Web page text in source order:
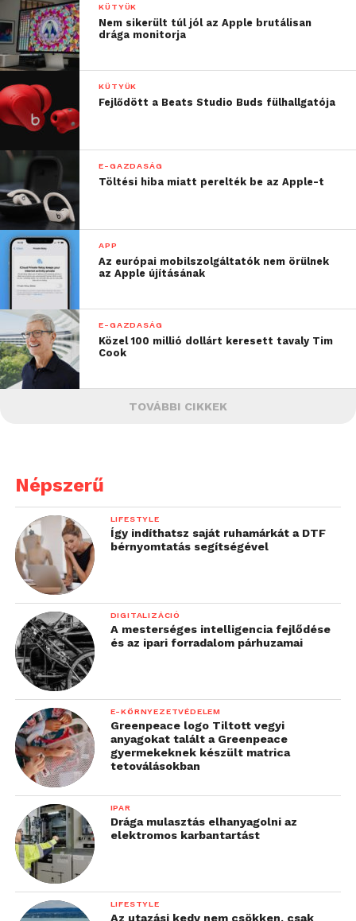
KÜTYÜK
Nem sikerült túl jól az Apple brutálisan
drága monitorja
KÜTYÜK
Fejlődött a Beats Studio Buds fülhallgatója
E-GAZDASÁG
Töltési hiba miatt perelték be az Apple-t
APP
Az európai mobilszolgáltatók nem örülnek
az Apple újításának
E-GAZDASÁG
Közel 100 millió dollárt keresett tavaly Tim
Cook
TOVÁBBI CIKKEK
Népszerű
LIFESTYLE
Így indíthatsz saját ruhamárkát a DTF
bérnyomtatás segítségével
DIGITALIZÁCIÓ
A mesterséges intelligencia fejlődése
és az ipari forradalom párhuzamai
E-KÖRNYEZETVÉDELEM
Greenpeace logo Tiltott vegyi
anyagokat talált a Greenpeace
gyermekeknek készült matrica
tetoválásokban
IPAR
Drága mulasztás elhanyagolni az
elektromos karbantartást
LIFESTYLE
Az utazási kedv nem csökken, csak